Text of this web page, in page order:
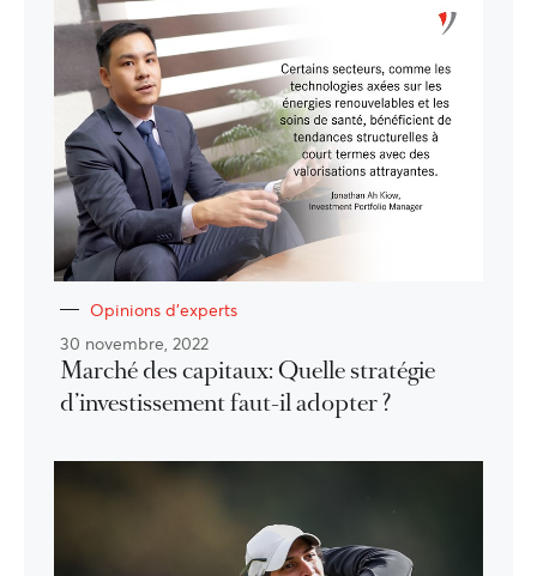
Opinions d'experts
30 novembre, 2022
Marché des capitaux: Quelle stratégie
d’investissement faut-il adopter ?